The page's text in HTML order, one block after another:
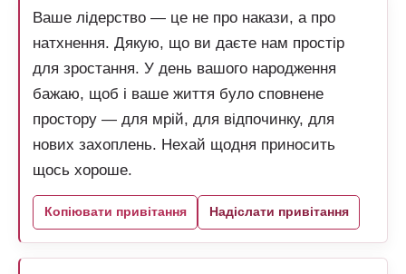
Ваше лідерство — це не про накази, а про
натхнення. Дякую, що ви даєте нам простір
для зростання. У день вашого народження
бажаю, щоб і ваше життя було сповнене
простору — для мрій, для відпочинку, для
нових захоплень. Нехай щодня приносить
щось хороше.
Копіювати привітання Надіслати привітання